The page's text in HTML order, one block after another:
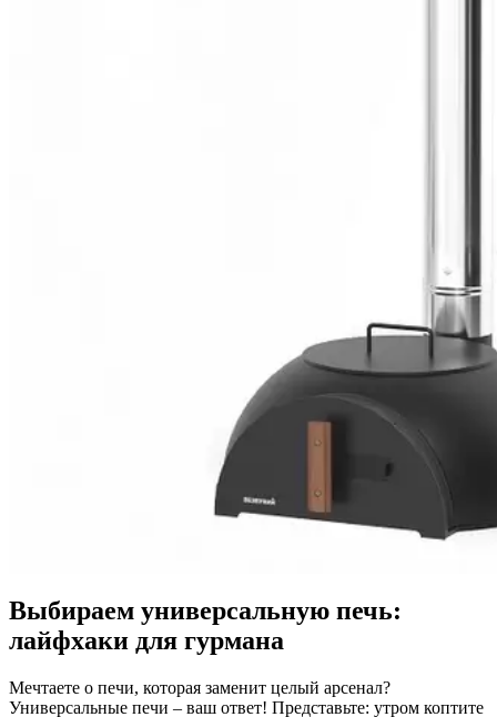
Выбираем универсальную печь:
лайфхаки для гурмана
Мечтаете о печи, которая заменит целый арсенал?
Универсальные печи – ваш ответ! Представьте: утром коптите